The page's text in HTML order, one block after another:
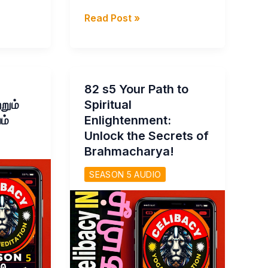
85
over
come
problems
and
Day
85
Read Post »
82 s5 Your Path to
Spiritual
Enlightenment:
Unlock the Secrets of
Brahmacharya!
SEASON 5 AUDIO